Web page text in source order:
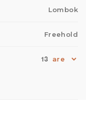
Lombok
Freehold
13